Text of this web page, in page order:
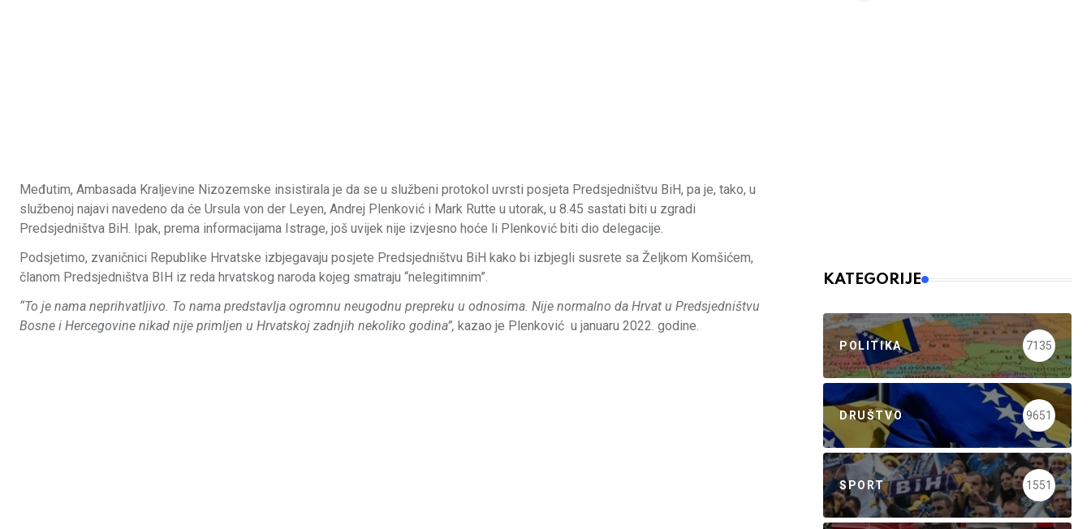
Međutim, Ambasada Kraljevine Nizozemske insistirala je da se u službeni protokol uvrsti posjeta Predsjedništvu BiH, pa je, tako, u
službenoj najavi navedeno da će Ursula von der Leyen, Andrej Plenković i Mark Rutte u utorak, u 8.45 sastati biti u zgradi
Predsjedništva BiH. Ipak, prema informacijama Istrage, još uvijek nije izvjesno hoće li Plenković biti dio delegacije.
Podsjetimo, zvaničnici Republike Hrvatske izbjegavaju posjete Predsjedništvu BiH kako bi izbjegli susrete sa Željkom Komšićem,
članom Predsjedništva BIH iz reda hrvatskog naroda kojeg smatraju “nelegitimnim”.
“To je nama neprihvatljivo. To nama predstavlja ogromnu neugodnu prepreku u odnosima. Nije normalno da Hrvat u Predsjedništvu
Bosne i Hercegovine nikad nije primljen u Hrvatskoj zadnjih nekoliko godina”, kazao je Plenković u januaru 2022. godine.
KATEGORIJE
POLITIKA 7135
DRUŠTVO 9651
SPORT 1551